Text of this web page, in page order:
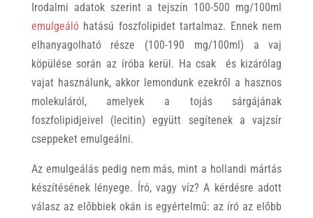
Irodalmi adatok szerint a tejszín 100-500 mg/100ml
emulgeálóhatású foszfolipidet tartalmaz. Ennek nem
elhanyagolható része (100-190 mg/100ml) a vaj
köpülése során az íróba kerül. Ha csak és kizárólag
vajat használunk, akkor lemondunk ezekről a hasznos
molekuláról, amelyek a tojás sárgájának
foszfolipidjeivel (lecitin) együtt segítenek a vajzsír
cseppeket emulgeálni.
Az emulgeálás pedig nem más, mint a hollandi mártás
készítésének lényege. Író, vagy víz? A kérdésre adott
válasz az előbbiek okán is egyértelmű: az író az előbb